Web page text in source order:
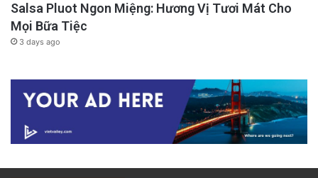
Salsa Pluot Ngon Miệng: Hương Vị Tươi Mát Cho
Mọi Bữa Tiệc
3 days ago